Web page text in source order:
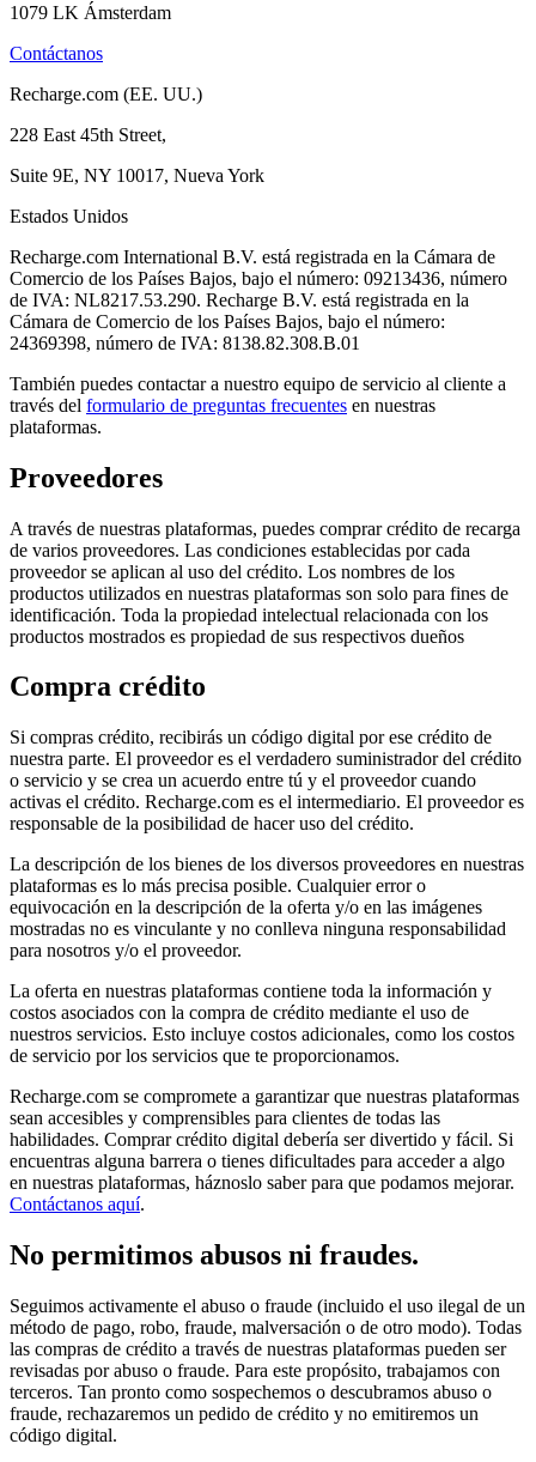
1079 LK Ámsterdam
Contáctanos
Recharge.com (EE. UU.)
228 East 45th Street,
Suite 9E, NY 10017, Nueva York
Estados Unidos
Recharge.com International B.V. está registrada en la Cámara de
Comercio de los Países Bajos, bajo el número: 09213436, número
de IVA: NL8217.53.290. Recharge B.V. está registrada en la
Cámara de Comercio de los Países Bajos, bajo el número:
24369398, número de IVA: 8138.82.308.B.01
También puedes contactar a nuestro equipo de servicio al cliente a
través del formulario de preguntas frecuentes en nuestras
plataformas.
Proveedores
A través de nuestras plataformas, puedes comprar crédito de recarga
de varios proveedores. Las condiciones establecidas por cada
proveedor se aplican al uso del crédito. Los nombres de los
productos utilizados en nuestras plataformas son solo para fines de
identificación. Toda la propiedad intelectual relacionada con los
productos mostrados es propiedad de sus respectivos dueños
Compra crédito
Si compras crédito, recibirás un código digital por ese crédito de
nuestra parte. El proveedor es el verdadero suministrador del crédito
o servicio y se crea un acuerdo entre tú y el proveedor cuando
activas el crédito. Recharge.com es el intermediario. El proveedor es
responsable de la posibilidad de hacer uso del crédito.
La descripción de los bienes de los diversos proveedores en nuestras
plataformas es lo más precisa posible. Cualquier error o
equivocación en la descripción de la oferta y/o en las imágenes
mostradas no es vinculante y no conlleva ninguna responsabilidad
para nosotros y/o el proveedor.
La oferta en nuestras plataformas contiene toda la información y
costos asociados con la compra de crédito mediante el uso de
nuestros servicios. Esto incluye costos adicionales, como los costos
de servicio por los servicios que te proporcionamos.
Recharge.com se compromete a garantizar que nuestras plataformas
sean accesibles y comprensibles para clientes de todas las
habilidades. Comprar crédito digital debería ser divertido y fácil. Si
encuentras alguna barrera o tienes dificultades para acceder a algo
en nuestras plataformas, háznoslo saber para que podamos mejorar.
Contáctanos aquí.
No permitimos abusos ni fraudes.
Seguimos activamente el abuso o fraude (incluido el uso ilegal de un
método de pago, robo, fraude, malversación o de otro modo). Todas
las compras de crédito a través de nuestras plataformas pueden ser
revisadas por abuso o fraude. Para este propósito, trabajamos con
terceros. Tan pronto como sospechemos o descubramos abuso o
fraude, rechazaremos un pedido de crédito y no emitiremos un
código digital.